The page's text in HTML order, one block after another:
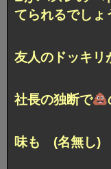
てられるでし
友人のドッキ
社長の独断で
味も (名無し)